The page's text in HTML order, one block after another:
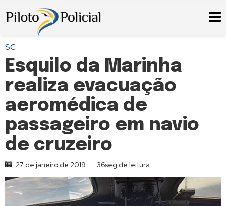
SC
Esquilo da Marinha
realiza evacuação
aeromédica de
passageiro em navio
de cruzeiro
27 de janeiro de 2019 36seg de leitura